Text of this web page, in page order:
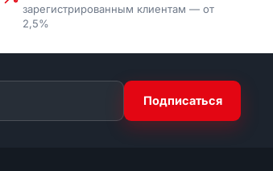
зарегистрированным клиентам — от
2,5%
Подписаться